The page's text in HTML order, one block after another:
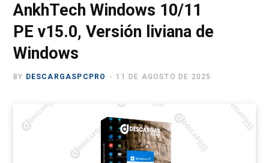
AnkhTech Windows 10/11
PE v15.0, Versión liviana de
Windows
BY DESCARGASPCPRO 11 DE AGOSTO DE 2025